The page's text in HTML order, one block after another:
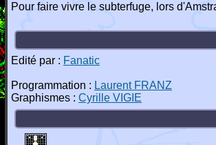
Pour faire vivre le subterfuge, lors
Edité par : Fanatic
Programmation : Laurent FRANZ
Graphismes : Cyrille VIGIE